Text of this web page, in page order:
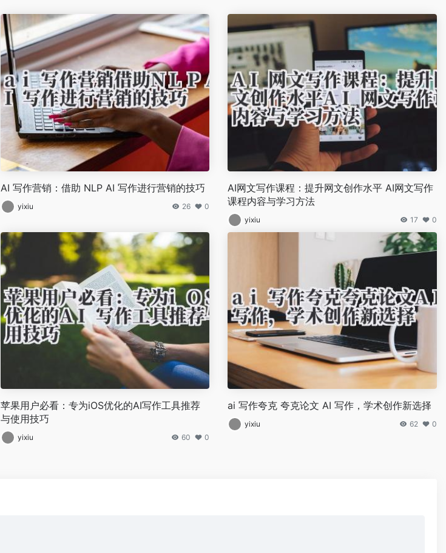
AI 写作营销：借助 NLP AI 写作进行营销的技巧
yixiu 26 0
AI网文写作课程：提升网文创作水平 AI网文写作
课程内容与学习方法
yixiu 17 0
苹果用户必看：专为iOS优化的AI写作工具推荐
与使用技巧
yixiu 60 0
ai 写作夸克 夸克论文 AI 写作，学术创作新选择
yixiu 62 0